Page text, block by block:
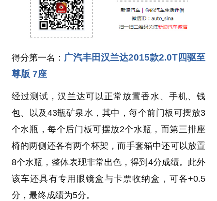
得分第一名： 广汽丰田汉兰达2015款2.0T四驱至
尊版 7座
经过测试，汉兰达可以正常放置香水、手机、钱
包、以及43瓶矿泉水，其中，每个前门板可摆放3
个水瓶，每个后门板可摆放2个水瓶，而第三排座
椅的两侧还各有两个杯架，而手套箱中还可以放置
8个水瓶，整体表现非常出色，得到4分成绩。此外
该车还具有专用眼镜盒与卡票收纳盒，可各+0.5
分，最终成绩为5分。